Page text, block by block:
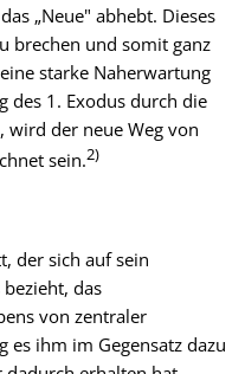
„Neue" abhebt. Dieses
brechen und somit ganz
starke Naherwartung
des 1. Exodus durch die
wird der neue Weg von
sein.2)
der sich auf sein
das
von zentraler
es ihm im Gegensatz dazu